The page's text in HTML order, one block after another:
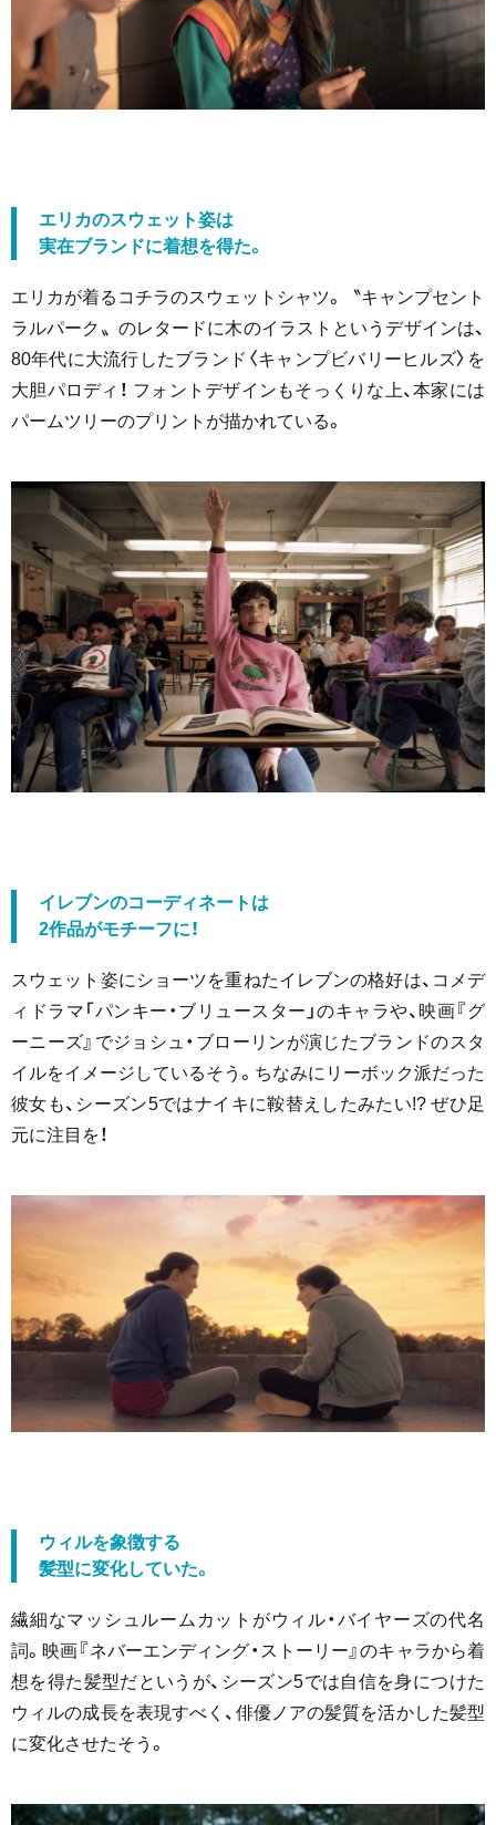
エリカのスウェット姿は
実在ブランドに着想を得た。
エリカが着るコチラのスウェットシャツ。〝キャンプセント
ラルパーク〟のレタードに木のイラストというデザインは、
80年代に大流行したブランド〈キャンプビバリーヒルズ〉を
大胆パロディ！ フォントデザインもそっくりな上、本家には
パームツリーのプリントが描かれている。
イレブンのコーディネートは
2作品がモチーフに！
スウェット姿にショーツを重ねたイレブンの格好は、コメデ
ィドラマ「パンキー・ブリュースター」のキャラや、映画『グ
ーニーズ』でジョシュ・ブローリンが演じたブランドのスタ
イルをイメージしているそう。ちなみにリーボック派だった
彼女も、シーズン5ではナイキに鞍替えしたみたい!? ぜひ足
元に注目を！
ウィルを象徴する
髪型に変化していた。
繊細なマッシュルームカットがウィル・バイヤーズの代名
詞。映画『ネバーエンディング・ストーリー』のキャラから着
想を得た髪型だというが、シーズン5では自信を身につけた
ウィルの成長を表現すべく、俳優ノアの髪質を活かした髪型
に変化させたそう。